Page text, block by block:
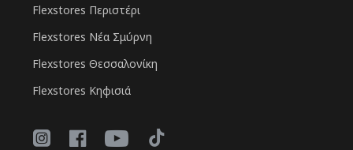
Flexstores Περιστέρι
Flexstores Νέα Σμύρνη
Flexstores Θεσσαλονίκη
Flexstores Κηφισιά